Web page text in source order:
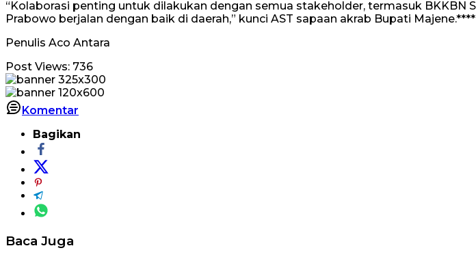
“Kolaborasi penting untuk dilakukan dengan semua stakeholder, termasuk
Prabowo berjalan dengan baik di daerah,” kunci AST sapaan akrab Bupati Majene.****
Penulis Aco Antara
Post Views: 736
Komentar
Bagikan
Baca Juga